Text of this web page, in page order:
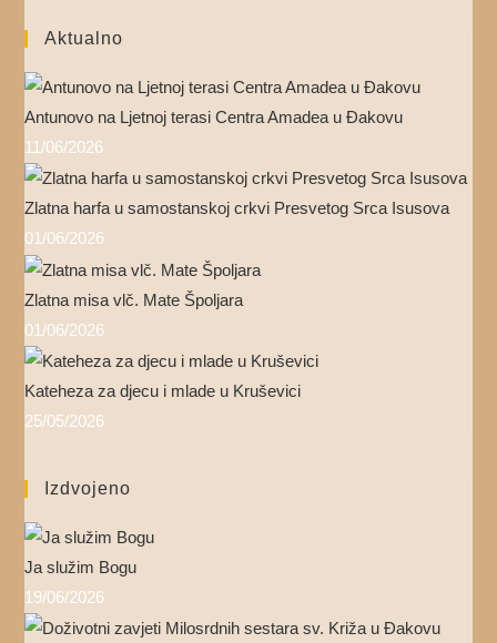
Aktualno
Antunovo na Ljetnoj terasi Centra Amadea u Đakovu
11/06/2026
Zlatna harfa u samostanskoj crkvi Presvetog Srca Isusova
01/06/2026
Zlatna misa vlč. Mate Špoljara
01/06/2026
Kateheza za djecu i mlade u Kruševici
25/05/2026
Izdvojeno
Ja služim Bogu
19/06/2026